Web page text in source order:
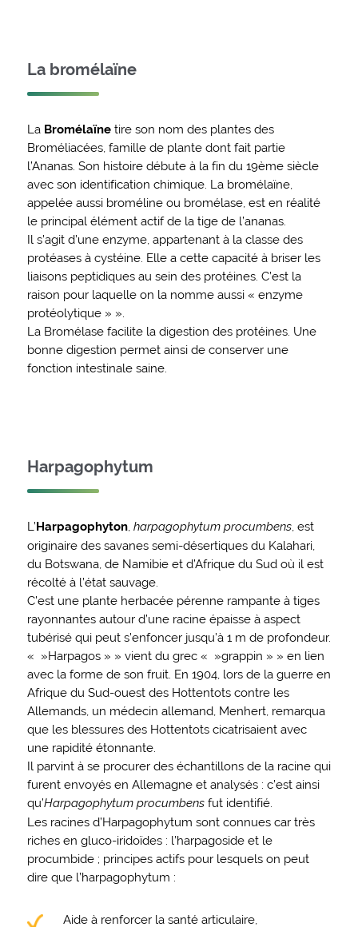
La bromélaïne
La Bromélaïnetire son nom des plantes des
Broméliacées, famille de plante dont fait partie
l’Ananas. Son histoire débute à la fin du 19ème siècle
avec son identification chimique. La bromélaïne,
appelée aussi broméline ou bromélase, est en réalité
le principal élément actif de la tige de l’ananas.
Il s’agit d’une enzyme, appartenant à la classe des
protéases à cystéine. Elle a cette capacité à briser les
liaisons peptidiques au sein des protéines. C’est la
raison pour laquelle on la nomme aussi « enzyme
protéolytique » ».
La Bromélase facilite la digestion des protéines. Une
bonne digestion permet ainsi de conserver une
fonction intestinale saine.
Harpagophytum
L’Harpagophyton, harpagophytum procumbens, est
originaire des savanes semi-désertiques du Kalahari,
du Botswana, de Namibie et d’Afrique du Sud où il est
récolté à l’état sauvage.
C’est une plante herbacée pérenne rampante à tiges
rayonnantes autour d’une racine épaisse à aspect
tubérisé qui peut s’enfoncer jusqu’à 1 m de profondeur.
« »Harpagos » » vient du grec « »grappin » » en lien
avec la forme de son fruit. En 1904, lors de la guerre en
Afrique du Sud-ouest des Hottentots contre les
Allemands, un médecin allemand, Menhert, remarqua
que les blessures des Hottentots cicatrisaient avec
une rapidité étonnante.
Il parvint à se procurer des échantillons de la racine qui
furent envoyés en Allemagne et analysés : c’est ainsi
qu’Harpagophytum procumbensfut identifié.
Les racines d’Harpagophytum sont connues car très
riches en gluco-iridoïdes : l’harpagoside et le
procumbide ; principes actifs pour lesquels on peut
dire que l’harpagophytum :
Aide à renforcer la santé articulaire,